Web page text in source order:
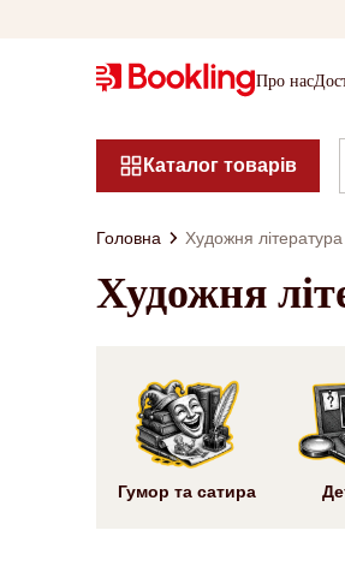
Про нас
Каталог товарів
Головна Художня література
Художня
Гумор та сатира